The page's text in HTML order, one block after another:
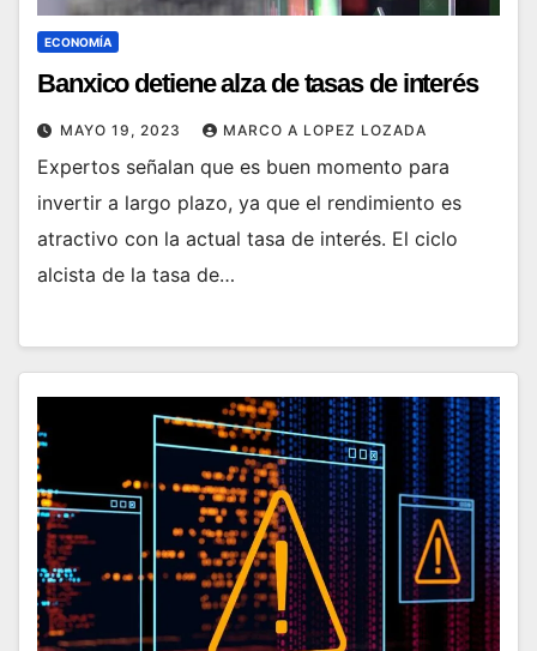
ECONOMÍA
Banxico detiene alza de tasas de interés
MAYO 19, 2023 MARCO A LOPEZ LOZADA
Expertos señalan que es buen momento para
invertir a largo plazo, ya que el rendimiento es
atractivo con la actual tasa de interés. El ciclo
alcista de la tasa de…